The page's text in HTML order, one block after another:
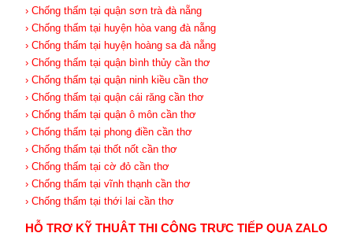
› Chống thấm tại quận sơn trà đà nẵng
› Chống thấm tại huyện hòa vang đà nẵng
› Chống thấm tại huyện hoàng sa đà nẵng
› Chống thấm tại quận bình thủy cần thơ
› Chống thấm tại quận ninh kiều cần thơ
› Chống thấm tại quận cái răng cần thơ
› Chống thấm tại quận ô môn cần thơ
› Chống thấm tại phong điền cần thơ
› Chống thấm tại thốt nốt cần thơ
› Chống thấm tại cờ đỏ cần thơ
› Chống thấm tại vĩnh thạnh cần thơ
› Chống thấm tại thới lai cần thơ
HỖ TRỢ KỸ THUẬT THI CÔNG TRỰC TIẾP QUA ZALO